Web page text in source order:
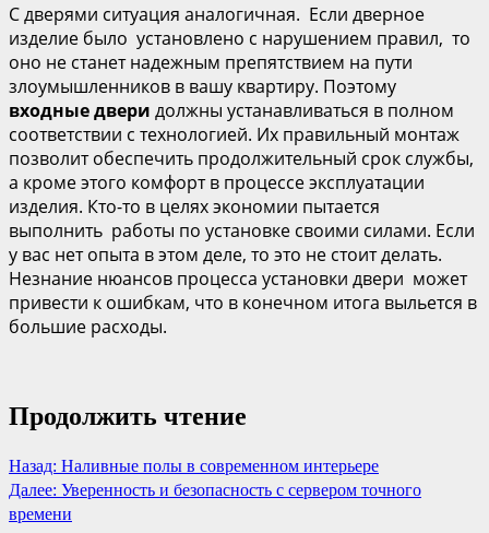
С дверями ситуация аналогичная. Если дверное
изделие было установлено с нарушением правил, то
оно не станет надежным препятствием на пути
злоумышленников в вашу квартиру. Поэтому
входные двери должны устанавливаться в полном
соответствии с технологией. Их правильный монтаж
позволит обеспечить продолжительный срок службы,
а кроме этого комфорт в процессе эксплуатации
изделия. Кто-то в целях экономии пытается
выполнить работы по установке своими силами. Если
у вас нет опыта в этом деле, то это не стоит делать.
Незнание нюансов процесса установки двери может
привести к ошибкам, что в конечном итога выльется в
большие расходы.
Продолжить чтение
Назад: Наливные полы в современном интерьере
Далее: Уверенность и безопасность с сервером точного
времени